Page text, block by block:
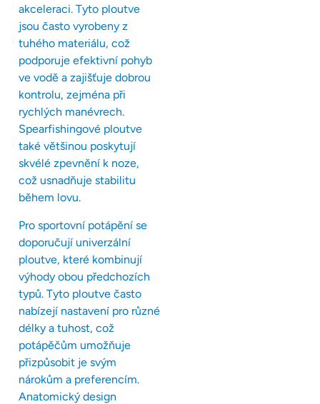
akceleraci. Tyto ploutve
jsou často vyrobeny z
tuhého materiálu, což
podporuje efektivní pohyb
ve vodě a zajišťuje dobrou
kontrolu, zejména při
rychlých manévrech.
Spearfishingové ploutve
také většinou poskytují
skvélé zpevnění k noze,
což usnadňuje stabilitu
během lovu.
Pro sportovní potápění se
doporučují univerzální
ploutve, které kombinují
výhody obou předchozích
typů. Tyto ploutve často
nabízejí nastavení pro různé
délky a tuhost, což
potápěčům umožňuje
přizpůsobit je svým
nárokům a preferencím.
Anatomický design